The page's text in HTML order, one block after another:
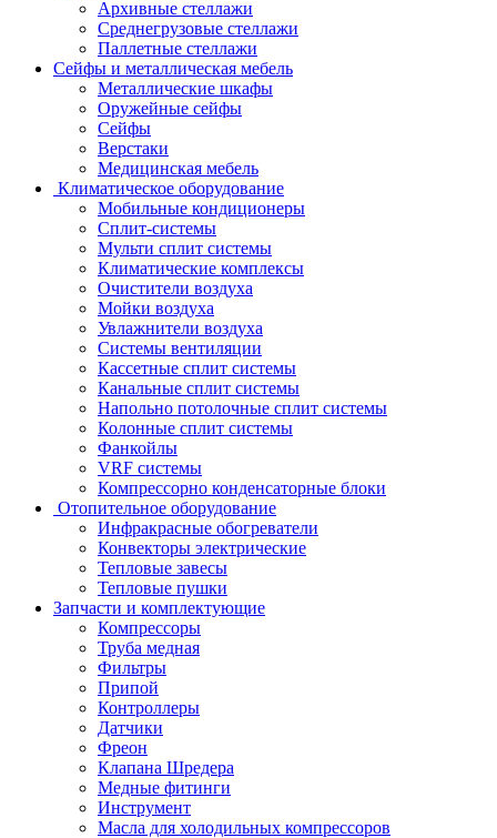
Архивные стеллажи
Среднегрузовые стеллажи
Паллетные стеллажи
Сейфы и металлическая мебель
Металлические шкафы
Оружейные сейфы
Сейфы
Верстаки
Медицинская мебель
Климатическое оборудование
Мобильные кондиционеры
Сплит-системы
Мульти сплит системы
Климатические комплексы
Очистители воздуха
Мойки воздуха
Увлажнители воздуха
Системы вентиляции
Кассетные сплит системы
Канальные сплит системы
Напольно потолочные сплит системы
Колонные сплит системы
Фанкойлы
VRF системы
Компрессорно конденсаторные блоки
Отопительное оборудование
Инфракрасные обогреватели
Конвекторы электрические
Тепловые завесы
Тепловые пушки
Запчасти и комплектующие
Компрессоры
Труба медная
Фильтры
Припой
Контроллеры
Датчики
Фреон
Клапана Шредера
Медные фитинги
Инструмент
Масла для холодильных компрессоров